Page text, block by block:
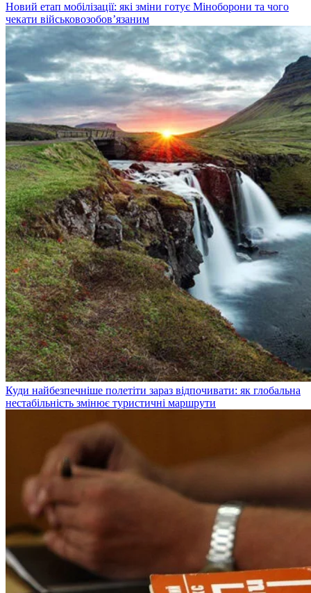
Новий етап мобілізації: які зміни готує Міноборони та чого
чекати військовозобов’язаним
Куди найбезпечніше полетіти зараз відпочивати: як глобальна
нестабільність змінює туристичні маршрути